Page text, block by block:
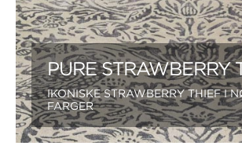
PURE STRAWBERRY
IKONISKE STRAWBERRY THIEF I
FARGER